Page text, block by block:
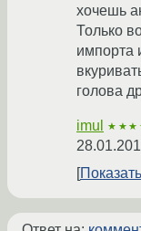
хочешь
Только
импорта
голова
imul